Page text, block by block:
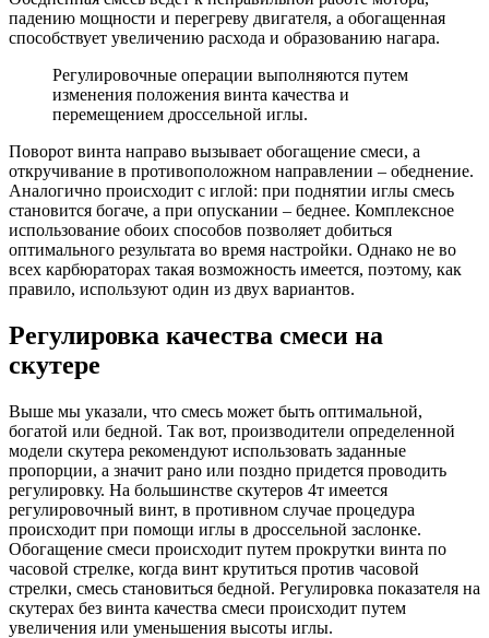
падению мощности и перегреву двигателя, а обогащенная
способствует увеличению расхода и образованию нагара.
Регулировочные операции выполняются путем
изменения положения винта качества и
перемещением дроссельной иглы.
Поворот винта направо вызывает обогащение смеси, а
откручивание в противоположном направлении – обеднение.
Аналогично происходит с иглой: при поднятии иглы смесь
становится богаче, а при опускании – беднее. Комплексное
использование обоих способов позволяет добиться
оптимального результата во время настройки. Однако не во
всех карбюраторах такая возможность имеется, поэтому, как
правило, используют один из двух вариантов.
Регулировка качества смеси на
скутере
Выше мы указали, что смесь может быть оптимальной,
богатой или бедной. Так вот, производители определенной
модели скутера рекомендуют использовать заданные
пропорции, а значит рано или поздно придется проводить
регулировку. На большинстве скутеров 4т имеется
регулировочный винт, в противном случае процедура
происходит при помощи иглы в дроссельной заслонке.
Обогащение смеси происходит путем прокрутки винта по
часовой стрелке, когда винт крутиться против часовой
стрелки, смесь становиться бедной. Регулировка показателя на
скутерах без винта качества смеси происходит путем
увеличения или уменьшения высоты иглы.